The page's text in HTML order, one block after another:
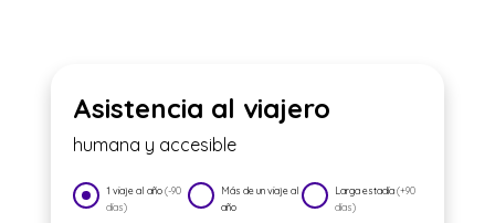
Asistencia al viajero
humana y accesible
1 viaje al año(-90
días)
Más de un viaje al
año
Larga estadía(+90
días)